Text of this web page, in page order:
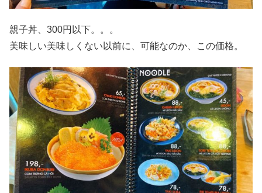
親子丼、300円以下。。。
美味しい美味しくない以前に、可能なのか、この価格。